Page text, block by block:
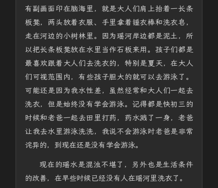
有副画面印在脑海里，就是大人们肩上抬着一长条
板凳，两头放着衣服、手里拿着锤衣棒和洗衣皂，
走在河边的小树林里。因为瑶河岸边都是泥土，所
以把长条板凳放在水里当作石板来用。孩子们都是
最喜欢跟着大人们去洗衣的，特别是夏天，在大人
们可视范围内，有些孩子胆大的就可以去游泳了。
可能还是因为我水性差，虽然经常和大人们一起去
洗衣，但是始终没有学会游泳。记得都是快初三的
时候和老爸一起去田里打药，药水溅了一身，老爸
让我去水里游泳洗洗，我说不会游泳时老爸是非常
诧异的，到现在还是没有学会游泳。
现在的瑶水是混浊不堪了，另外也是生活条件
的改善，在早些时候已经没有人在瑶河里洗衣了。